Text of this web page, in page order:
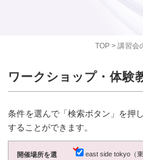
TOP> 講習会
ワークショップ・体験
条件を選んで「検索ボタン」を押
することができます。
開催場所を選
east side tokyo（東